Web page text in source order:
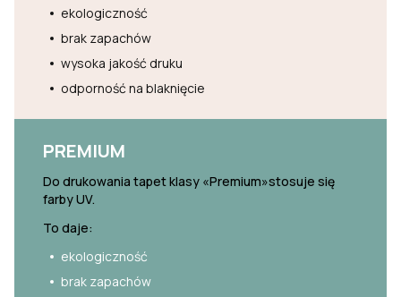
ekologiczność
brak zapachów
wysoka jakość druku
odporność na blaknięcie
PREMIUM
Do drukowania tapet klasy «Premium»stosuje się
farby UV.
To daje:
ekologiczność
brak zapachów